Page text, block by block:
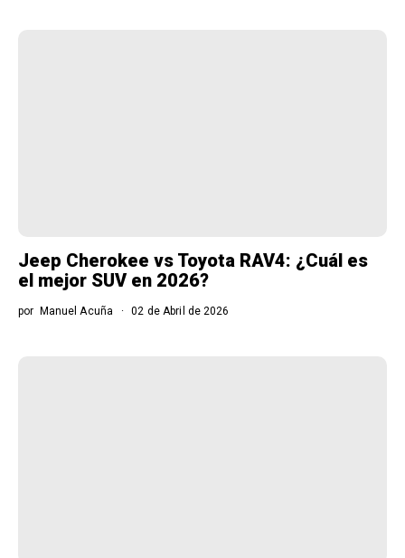
Jeep Cherokee vs Toyota RAV4: ¿Cuál es
el mejor SUV en 2026?
por Manuel Acuña 02 de Abril de 2026